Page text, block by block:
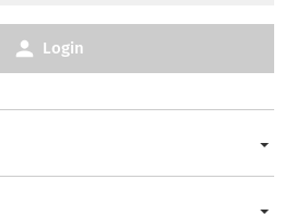
Login